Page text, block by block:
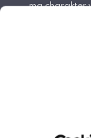
ma charakter
©